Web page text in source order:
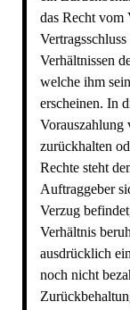
das Recht vom
Verhältnissen
welche ihm
erscheinen. In
Vorauszahlung
zurückhalten
Rechte steht
Auftraggeber
Verzug
Verhältnis
ausdrücklich
noch nicht